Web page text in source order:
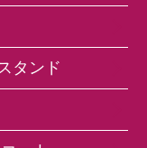
タンド
ランプ
VL-